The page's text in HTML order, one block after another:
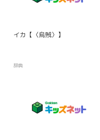
イカ【〈烏賊〉】
辞典